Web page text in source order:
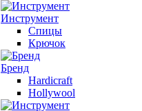
Инструмент
Спицы
Крючок
Бренд
Hardicraft
Hollywool